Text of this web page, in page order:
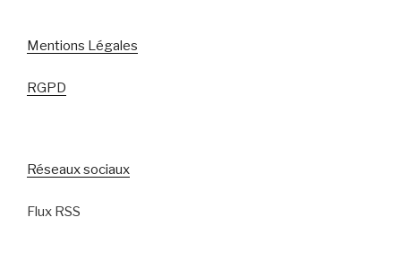
Mentions Légales
RGPD
Réseaux sociaux
Flux RSS